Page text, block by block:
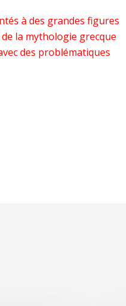
à des grandes figures
la mythologie grecque
des problématiques